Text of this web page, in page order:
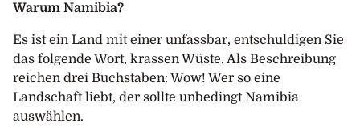
Warum Namibia?
Es ist ein Land mit einer unfassbar, entschuldigen Sie
das folgende Wort, krassen Wüste. Als Beschreibung
reichen drei Buchstaben: Wow! Wer so eine
Landschaft liebt, der sollte unbedingt Namibia
auswählen.